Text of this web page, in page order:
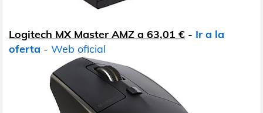
Logitech MX Master AMZ a 63,01 € - Ir a la
oferta - Web oficial